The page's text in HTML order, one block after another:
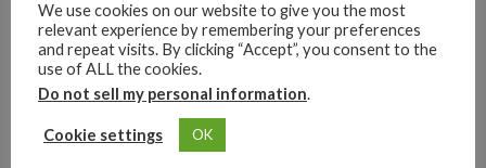
Advertisements
We use cookies on our website to give you the most
relevant experience by remembering your preferences
and repeat visits. By clicking “Accept”, you consent to the
use of ALL the cookies.
Do not sell my personal information.
Cookie settings OK